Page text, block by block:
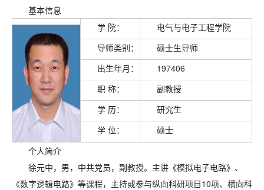
基本信息
学 院：
电气与电子工程学院
导师类别：
硕士生导师
出生年月：
197406
职 称：
副教授
学 历：
研究生
学 位：
硕士
个人简介
徐元中，男，中共党员，副教授。主讲《模拟电子电路》、
《数字逻辑电路》等课程，主持或参与纵向科研项目10项、横向科